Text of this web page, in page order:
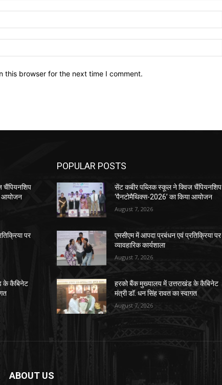
this browser for the next time I comment.
चैंपियनशिप
आयोजन
पर
के कैबिनेट
POPULAR POSTS
सेंट कबीर पब्लिक स्कूल ने क्विज चैंपियनशिप
‘पैनटोमैथिक्स-2026’ का किया आयोजन
August 7, 2026
एमसीएम में आपदा प्रबंधन एवं प्रतिक्रिया पर
व्यावहारिक कार्यशाला
August 7, 2026
हरको बैंक मुख्यालय में उत्तराखंड के कैबिनेट
मंत्री डॉ. धन सिंह रावत का स्वागत
August 7, 2026
ABOUT US